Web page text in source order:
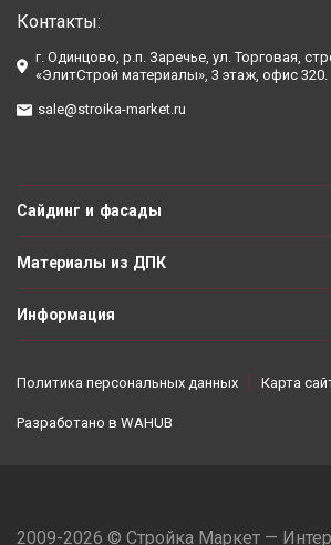
Контакты:
г. Одинцово, р.п. Заречье, ул. Торговая,
«ЭлитСтрой материалы», 3 этаж, офис 320.
sale@stroika-market.ru
Сайдинг и фасады
Материалы из ДПК
Информация
Политика персональных данных Карта
Разработано в WAHUB
2009-2026 © Стройка Маркет —